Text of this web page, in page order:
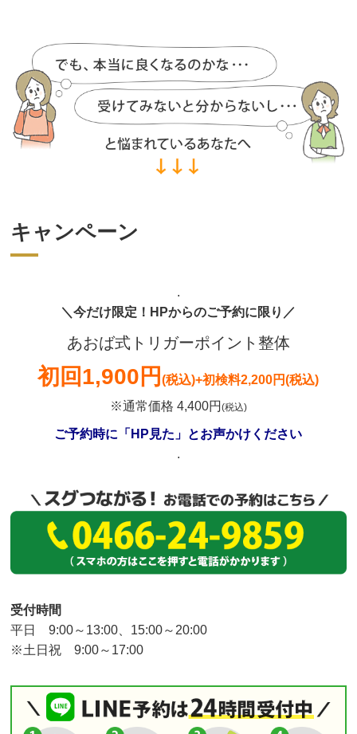
キャンペーン
.
＼今だけ限定！HPからのご予約に限り／
あおば式トリガーポイント整体
初回1,900円(税込)+初検料2,200円(税込)
※通常価格 4,400円 (税込)
ご予約時に「HP見た」とお声かけください
.
受付時間
平日 9:00～13:00、15:00～20:00
※土日祝 9:00～17:00